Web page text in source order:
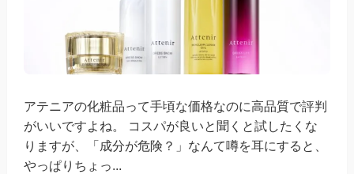
アテニアの化粧品って手頃な価格なのに高品質で評判
がいいですよね。 コスパが良いと聞くと試したくな
りますが、「成分が危険？」なんて噂を耳にすると、
やっぱりちょっ...